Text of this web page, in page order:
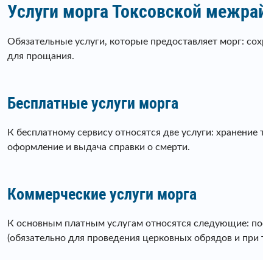
Услуги морга Токсовской
Обязательные услуги, которые предоставляет морг:
для прощания.
Бесплатные услуги морга
К бесплатному сервису относятся две услуги:
оформление и выдача справки о смерти.
Коммерческие услуги морга
К основным платным услугам относятся следующие:
(обязательно для проведения церковных обрядов и